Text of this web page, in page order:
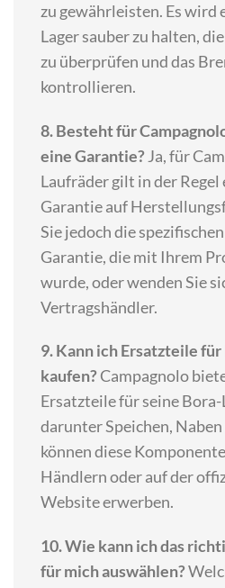
zu gewährleisten. Es wird
Lager sauber zu halten,
zu überprüfen und das
kontrollieren.
8. Besteht für
eine Garantie? Ja, für
Laufräder gilt in der Regel
Garantie auf
Sie jedoch die
Garantie, die mit Ihrem
wurde, oder wenden Sie
Vertragshändler.
9. Kann ich Ersatzteile
kaufen? Campagnolo
Ersatzteile für seine
darunter Speichen,
können diese
Händlern oder auf der
Website erwerben.
10. Wie kann ich das
für mich auswählen?